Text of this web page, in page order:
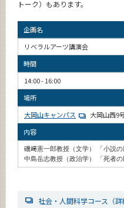
トーク）もあります。
企画名
リベラルアーツ講演会
時間
14:00 - 16:00
場所
大岡山キャンパス
大岡山西9
内容
磯﨑憲一郎教授（文学） 「小説の
中島岳志教授（政治学） 「死者の
社会・人間科学コース（詳